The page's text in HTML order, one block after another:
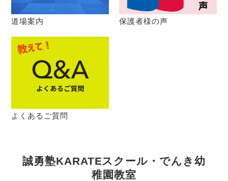
道場案内 保護者様の声
よくあるご質問
誠勇塾KARATEスクール・でんき幼
稚園教室